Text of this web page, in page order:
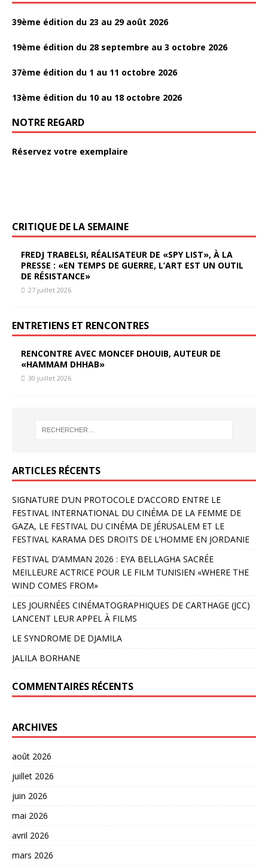
39ème édition du 23 au 29 août 2026
19ème édition du 28 septembre au 3 octobre 2026
37ème édition du 1 au 11 octobre 2026
13ème édition du 10 au 18 octobre 2026
NOTRE REGARD
Réservez votre exemplaire
CRITIQUE DE LA SEMAINE
FREDJ TRABELSI, RÉALISATEUR DE «SPY LIST», À LA
PRESSE : «EN TEMPS DE GUERRE, L’ART EST UN OUTIL
DE RÉSISTANCE»
27 juillet 2026
ENTRETIENS ET RENCONTRES
RENCONTRE AVEC MONCEF DHOUIB, AUTEUR DE
«HAMMAM DHHAB»
30 juillet 2026
ARTICLES RÉCENTS
SIGNATURE D’UN PROTOCOLE D’ACCORD ENTRE LE
FESTIVAL INTERNATIONAL DU CINÉMA DE LA FEMME DE
GAZA, LE FESTIVAL DU CINÉMA DE JÉRUSALEM ET LE
FESTIVAL KARAMA DES DROITS DE L’HOMME EN JORDANIE
FESTIVAL D’AMMAN 2026 : EYA BELLAGHA SACRÉE
MEILLEURE ACTRICE POUR LE FILM TUNISIEN «WHERE THE
WIND COMES FROM»
LES JOURNÉES CINÉMATOGRAPHIQUES DE CARTHAGE (JCC)
LANCENT LEUR APPEL À FILMS
LE SYNDROME DE DJAMILA
JALILA BORHANE
COMMENTAIRES RÉCENTS
ARCHIVES
août 2026
juillet 2026
juin 2026
mai 2026
avril 2026
mars 2026